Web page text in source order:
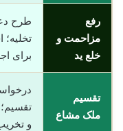
رفع
مزاحمت و
خلع ید
طرح
برای
تقسیم
ملک مشاع
و